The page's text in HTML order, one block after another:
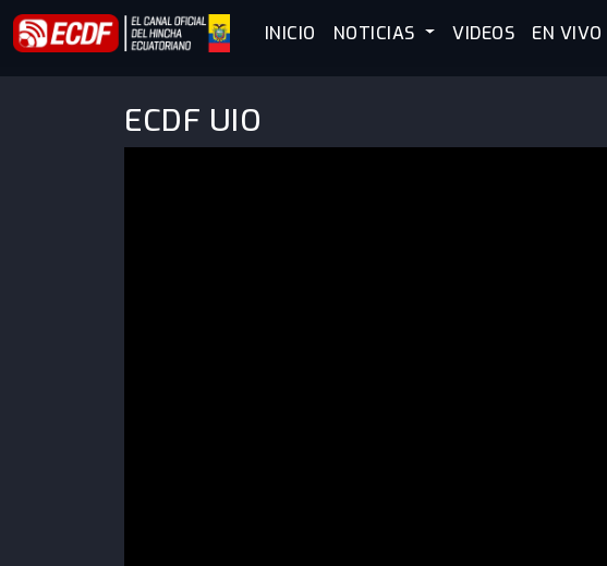
INICIO NOTICIAS VIDEOS EN VIVO
ECDF UIO